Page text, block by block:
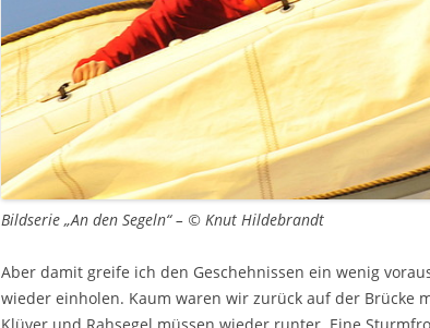
Bildserie „An den Segeln“ – © Knut Hildebrandt
Aber damit greife ich den Geschehnissen ein wenig
wieder einholen. Kaum waren wir zurück auf der Brücke
Klüver und Rahsegel müssen wieder runter. Eine